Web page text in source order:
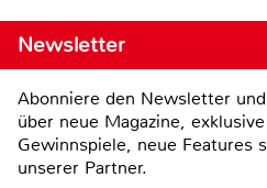
Newsletter
Abonniere den Newsletter
über neue Magazine,
Gewinnspiele, neue Features
unserer Partner.